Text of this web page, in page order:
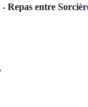
Repas entre